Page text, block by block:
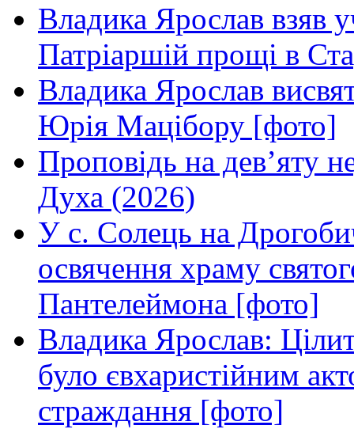
Владика Ярослав взяв
Патріаршій прощі в
Владика Ярослав
Юрія Мацібору [фото]
Проповідь на дев’яту
Духа (2026)
У с. Солець на
освячення храму
Пантелеймона [фото]
Владика Ярослав:
було євхаристійним
страждання [фото]